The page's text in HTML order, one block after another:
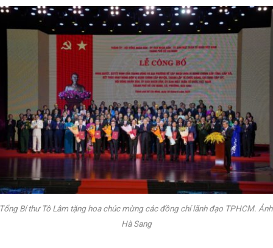
Bí thư Tô Lâm tặng hoa chúc mừng các đồng chí lãnh đạo TPHCM.
Hà Sang